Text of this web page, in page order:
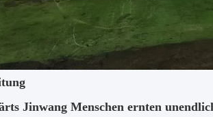
Jinwang Menschen ernten